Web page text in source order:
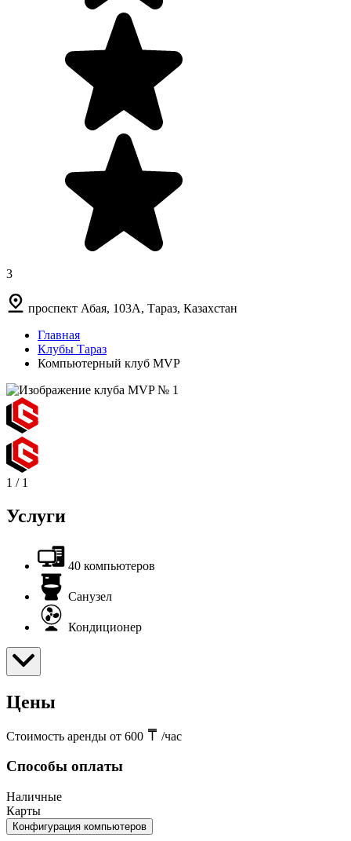
3
проспект Абая, 103А, Тараз, Казахстан
Главная
Клубы Тараз
Компьютерный клуб MVP
1 / 1
Услуги
40 компьютеров
Санузел
Кондиционер
Цены
Стоимость аренды от 600 /час
Способы оплаты
Наличные
Карты
Конфигурация компьютеров